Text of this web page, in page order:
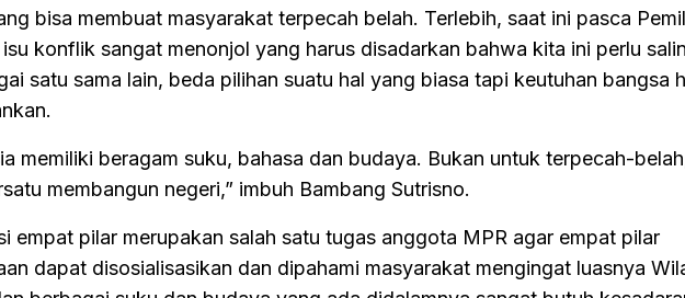
bisa membuat masyarakat terpecah belah. Terlebih, saat ini pasca
konflik sangat menonjol yang harus disadarkan bahwa kita ini perlu
satu sama lain, beda pilihan suatu hal yang biasa tapi keutuhan bangsa
memiliki beragam suku, bahasa dan budaya. Bukan untuk terpecah-
membangun negeri,” imbuh Bambang Sutrisno.
empat pilar merupakan salah satu tugas anggota MPR agar empat pilar
dapat disosialisasikan dan dipahami masyarakat mengingat luasnya